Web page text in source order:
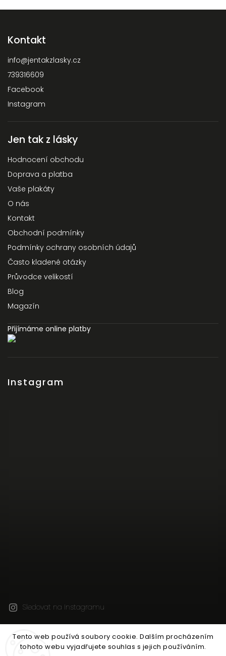
Tento web používá soubory cookie. Dalším procházením
tohoto webu vyjadřujete souhlas s jejich používáním.
Kontakt
info@jentakzlasky.cz
739316609
Facebook
Instagram
Jen tak z lásky
Hodnocení obchodu
Doprava a platba
Vaše plakáty
O nás
Kontakt
Obchodní podmínky
Podmínky ochrany osobních údajů
Často kladené otázky
Průvodce velikostí
Blog
Magazín
Přijímáme online platby
Instagram
Sledovat na Instagramu
Copyright 2026Jen tak z lásky. Všechna práva
vyhrazena.